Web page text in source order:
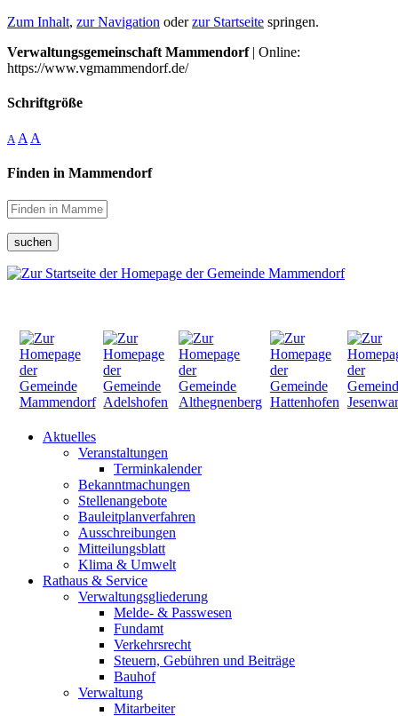
Zum Inhalt, zur Navigation oderzur Startseite springen.
Verwaltungsgemeinschaft Mammendorf| Online:
https://www.vgmammendorf.de/
Schriftgröße
A A A
Finden in Mammendorf
suchen
Aktuelles
Veranstaltungen
Terminkalender
Bekanntmachungen
Stellenangebote
Bauleitplanverfahren
Ausschreibungen
Mitteilungsblatt
Klima & Umwelt
Rathaus & Service
Verwaltungsgliederung
Melde- & Passwesen
Fundamt
Verkehrsrecht
Steuern, Gebühren und Beiträge
Bauhof
Verwaltung
Mitarbeiter